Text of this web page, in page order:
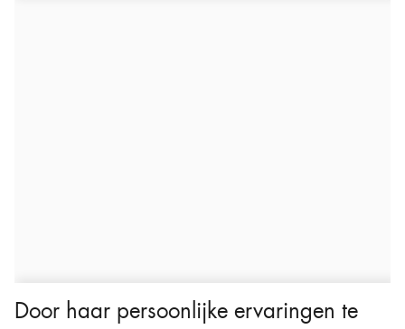
Door haar persoonlijke ervaringen te